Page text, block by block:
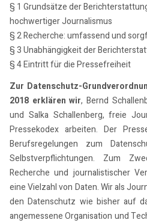
§ 1 Grundsätze der
hochwertiger Journalismus
§ 2 Recherche: umfassend und
§ 3 Unabhängigkeit der
§ 4 Eintritt für die Pressefreiheit
Zur Datenschutz-
2018 erklären wir, Bernd
und Salka Schallenberg, freie
Pressekodex arbeiten. Der
Berufsregelungen zum
Selbstverpflichtungen. Zum
Recherche und journalistischer
eine Vielzahl von Daten. Wir als
den Datenschutz wie bisher auf
angemessene Organisation und